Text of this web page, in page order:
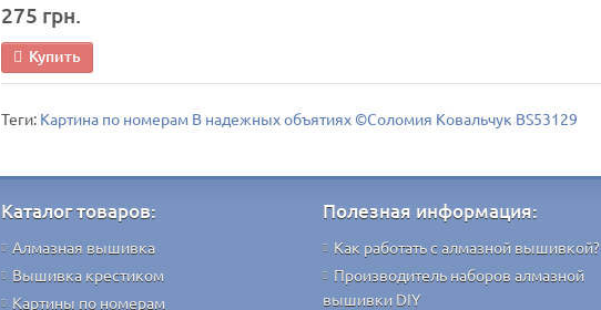
275 грн.
Купить
Теги: Картина по номерам В надежных объятиях ©Соломия Ковальчук BS53129
Каталог товаров:
Алмазная вышивка
Вышивка крестиком
Картины по номерам
Полезная информация:
Как работать с алмазной вышивкой?
Производитель наборов алмазной
вышивки DIY